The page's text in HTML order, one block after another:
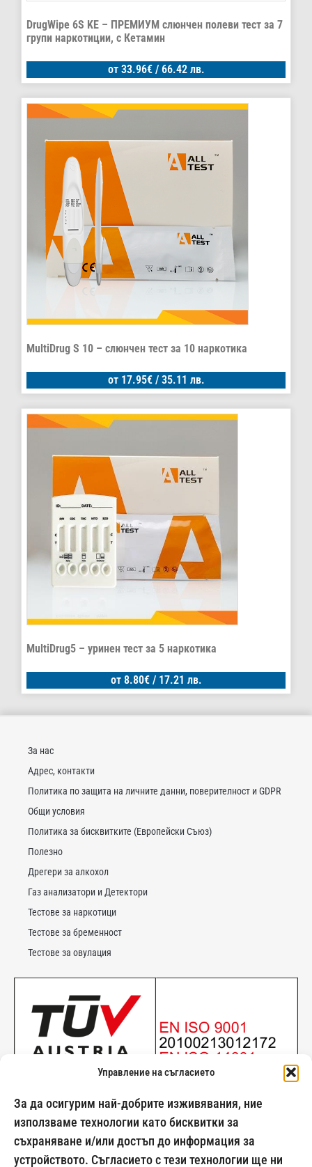
Управление на съгласието
За да осигурим най-добрите изживявания, ние
използваме технологии като бисквитки за
съхраняване и/или достъп до информация за
устройството. Съгласието с тези технологии ще ни
DrugWipe 6S KE – ПРЕМИУМ слюнчен полеви тест за 7
групи наркотиции, с Кетамин
от 33.96€/ 66.42 лв.
MultiDrug S 10 – слюнчен тест за 10 наркотика
от 17.95€/ 35.11 лв.
MultiDrug5 – уринен тест за 5 наркотика
от 8.80€/ 17.21 лв.
За нас
Адрес, контакти
Политика по защита на личните данни, поверителност и GDPR
Общи условия
Политика за бисквитките (Европейски Съюз)
Полезно
Дрегери за алкохол
Газ анализатори и Детектори
Тестове за наркотици
Тестове за бременност
Тестове за овулация
024500269